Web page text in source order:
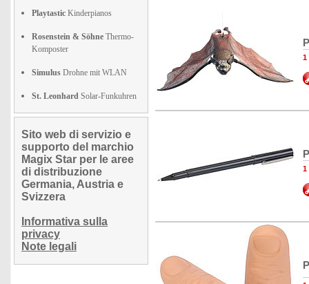
Playtastic Kinderpianos
Rosenstein & Söhne Thermo-
Komposter
Simulus Drohne mit WLAN
St. Leonhard Solar-Funkuhren
Sito web di servizio e
supporto del marchio
Magix Star per le aree
di distribuzione
Germania, Austria e
Svizzera
Informativa sulla
privacy
Note legali
1
1